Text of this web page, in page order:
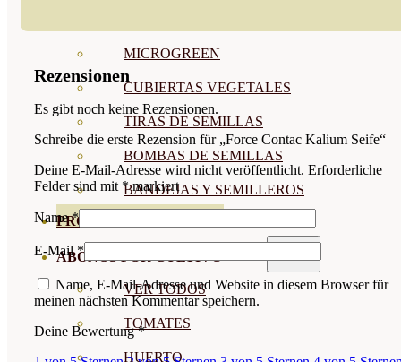
MICROGREEN
CUBIERTAS VEGETALES
TIRAS DE SEMILLAS
BOMBAS DE SEMILLAS
BANDEJAS Y SEMILLEROS
PROFESIONALES
ABONOS POR CULTIVO
VER TODOS
TOMATES
HUERTO
Rezensionen
Es gibt noch keine Rezensionen.
Schreibe die erste Rezension für „Force Contac Kalium Seife“
Deine E-Mail-Adresse wird nicht veröffentlicht. Erforderliche
Felder sind mit *markiert
Name*
E-Mail*
Name, E-Mail-Adresse und Website in diesem Browser für
meinen nächsten Kommentar speichern.
Deine Bewertung*